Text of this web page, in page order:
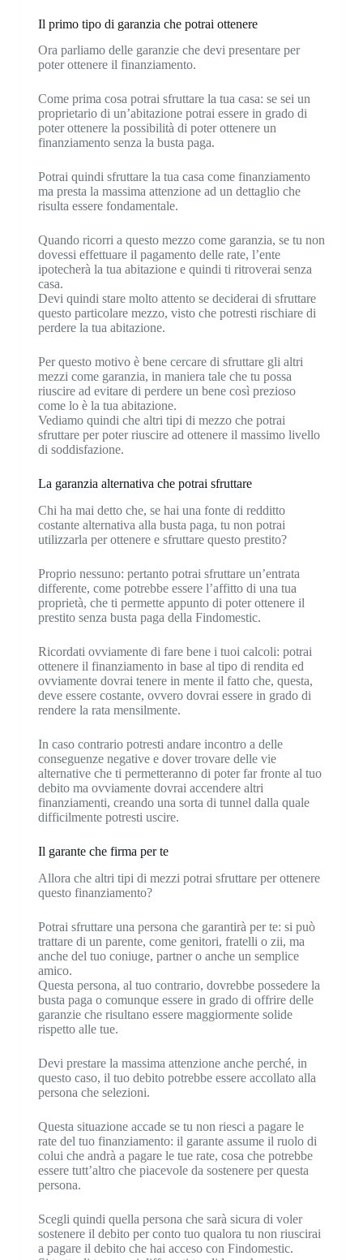
Il primo tipo di garanzia che potrai ottenere
Ora parliamo delle garanzie che devi presentare per
poter ottenere il finanziamento.
Come prima cosa potrai sfruttare la tua casa: se sei un
proprietario di un’abitazione potrai essere in grado di
poter ottenere la possibilità di poter ottenere un
finanziamento senza la busta paga.
Potrai quindi sfruttare la tua casa come finanziamento
ma presta la massima attenzione ad un dettaglio che
risulta essere fondamentale.
Quando ricorri a questo mezzo come garanzia, se tu non
dovessi effettuare il pagamento delle rate, l’ente
ipotecherà la tua abitazione e quindi ti ritroverai senza
casa.
Devi quindi stare molto attento se deciderai di sfruttare
questo particolare mezzo, visto che potresti rischiare di
perdere la tua abitazione.
Per questo motivo è bene cercare di sfruttare gli altri
mezzi come garanzia, in maniera tale che tu possa
riuscire ad evitare di perdere un bene così prezioso
come lo è la tua abitazione.
Vediamo quindi che altri tipi di mezzo che potrai
sfruttare per poter riuscire ad ottenere il massimo livello
di soddisfazione.
La garanzia alternativa che potrai sfruttare
Chi ha mai detto che, se hai una fonte di redditto
costante alternativa alla busta paga, tu non potrai
utilizzarla per ottenere e sfruttare questo prestito?
Proprio nessuno: pertanto potrai sfruttare un’entrata
differente, come potrebbe essere l’affitto di una tua
proprietà, che ti permette appunto di poter ottenere il
prestito senza busta paga della Findomestic.
Ricordati ovviamente di fare bene i tuoi calcoli: potrai
ottenere il finanziamento in base al tipo di rendita ed
ovviamente dovrai tenere in mente il fatto che, questa,
deve essere costante, ovvero dovrai essere in grado di
rendere la rata mensilmente.
In caso contrario potresti andare incontro a delle
conseguenze negative e dover trovare delle vie
alternative che ti permetteranno di poter far fronte al tuo
debito ma ovviamente dovrai accendere altri
finanziamenti, creando una sorta di tunnel dalla quale
difficilmente potresti uscire.
Il garante che firma per te
Allora che altri tipi di mezzi potrai sfruttare per ottenere
questo finanziamento?
Potrai sfruttare una persona che garantirà per te: si può
trattare di un parente, come genitori, fratelli o zii, ma
anche del tuo coniuge, partner o anche un semplice
amico.
Questa persona, al tuo contrario, dovrebbe possedere la
busta paga o comunque essere in grado di offrire delle
garanzie che risultano essere maggiormente solide
rispetto alle tue.
Devi prestare la massima attenzione anche perché, in
questo caso, il tuo debito potrebbe essere accollato alla
persona che selezioni.
Questa situazione accade se tu non riesci a pagare le
rate del tuo finanziamento: il garante assume il ruolo di
colui che andrà a pagare le tue rate, cosa che potrebbe
essere tutt’altro che piacevole da sostenere per questa
persona.
Scegli quindi quella persona che sarà sicura di voler
sostenere il debito per conto tuo qualora tu non riuscirai
a pagare il debito che hai acceso con Findomestic.